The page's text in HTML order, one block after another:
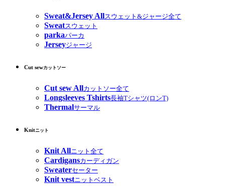
Sweat&Jersey Allスウェット&ジャージ全て
Sweatスウェット
parkaパーカ
Jerseyジャージ
Cut sewカットソー
Cut sew Allカットソー全て
Longsleeves Tshirts長袖Tシャツ(ロンT)
Thermalサーマル
Knitニット
Knit Allニット全て
Cardigansカーディガン
Sweaterセーター
Knit vestニットベスト